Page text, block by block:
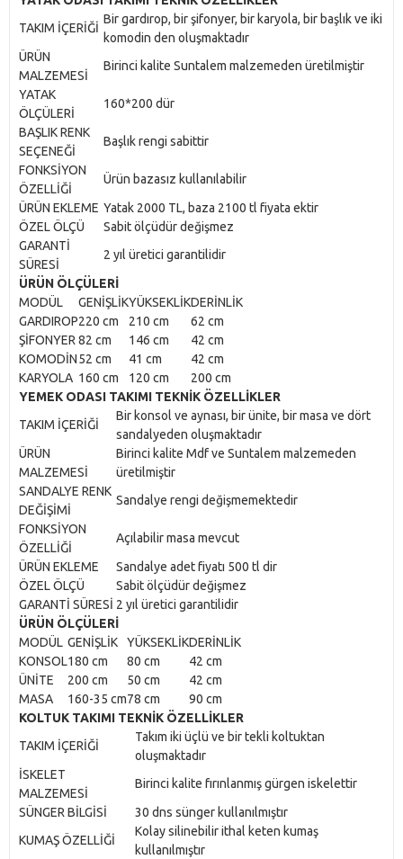
TAKIM İÇERİĞİ
Bir gardırop, bir şifonyer, bir karyola, bir başlık ve iki
komodin den oluşmaktadır
ÜRÜN
MALZEMESİ
Birinci kalite Suntalem malzemeden üretilmiştir
YATAK
ÖLÇÜLERİ
160*200 dür
BAŞLIK RENK
SEÇENEĞİ
Başlık rengi sabittir
FONKSİYON
ÖZELLİĞİ
Ürün bazasız kullanılabilir
ÜRÜN EKLEME Yatak 2000 TL, baza 2100 tl fiyata ektir
ÖZEL ÖLÇÜ
Sabit ölçüdür değişmez
GARANTİ
SÜRESİ
2 yıl üretici garantilidir
ÜRÜN ÖLÇÜLERİ
MODÜL
GENİŞLİKYÜKSEKLİKDERİNLİK
GARDIROP220 cm 210 cm
62 cm
ŞİFONYER82 cm 146 cm
42 cm
KOMODİN52 cm 41 cm
42 cm
KARYOLA 160 cm 120 cm
200 cm
YEMEK ODASI TAKIMI TEKNİK ÖZELLİKLER
TAKIM İÇERİĞİ
Bir konsol ve aynası, bir ünite, bir masa ve dört
sandalyeden oluşmaktadır
ÜRÜN
MALZEMESİ
Birinci kalite Mdf ve Suntalem malzemeden
üretilmiştir
SANDALYE RENK
DEĞİŞİMİ
Sandalye rengi değişmemektedir
FONKSİYON
ÖZELLİĞİ
Açılabilir masa mevcut
ÜRÜN EKLEME
Sandalye adet fiyatı 500 tl dir
ÖZEL ÖLÇÜ
Sabit ölçüdür değişmez
GARANTİ SÜRESİ 2 yıl üretici garantilidir
ÜRÜN ÖLÇÜLERİ
MODÜL GENİŞLİK YÜKSEKLİKDERİNLİK
KONSOL180 cm 80 cm
42 cm
ÜNİTE
200 cm 50 cm
42 cm
MASA
160-35 cm78 cm
90 cm
KOLTUK TAKIMI TEKNİK ÖZELLİKLER
TAKIM İÇERİĞİ
Takım iki üçlü ve bir tekli koltuktan
oluşmaktadır
İSKELET
MALZEMESİ
Birinci kalite fırınlanmış gürgen iskelettir
SÜNGER BİLGİSİ
30 dns sünger kullanılmıştır
KUMAŞ ÖZELLİĞİ
Kolay silinebilir ithal keten kumaş
kullanılmıştır